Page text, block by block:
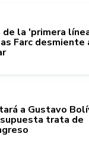
de la 'primera
Farc desmiente
a Gustavo
trata de